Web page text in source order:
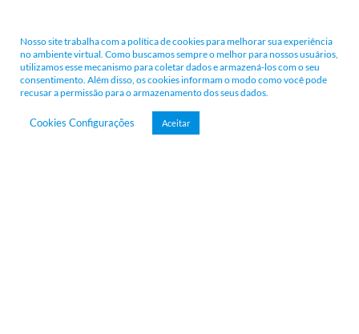
Agende sua consulta
Nosso site trabalha com a política de cookies para melhorar sua experiência
no ambiente virtual. Como buscamos sempre o melhor para nossos usuários,
utilizamos esse mecanismo para coletar dados e armazená-los com o seu
consentimento. Além disso, os cookies informam o modo como você pode
recusar a permissão para o armazenamento dos seus dados.
Cookies Configurações Aceitar